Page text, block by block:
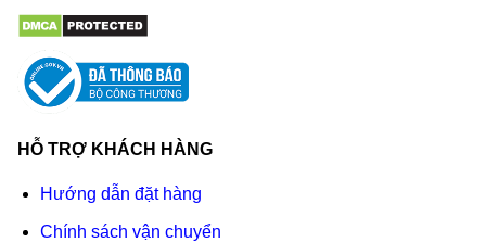
HỖ TRỢ KHÁCH HÀNG
Hướng dẫn đặt hàng
Chính sách vận chuyển